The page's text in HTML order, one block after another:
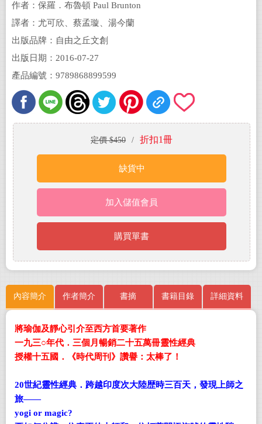
作者：保羅．布魯頓 Paul Brunton
譯者：尤可欣、蔡孟璇、湯今蘭
出版品牌：自由之丘文創
出版日期：2016-07-27
產品編號：9789868899599
定價 $450 / 折扣1冊
缺貨中
加入儲值會員
購買單書
內容簡介 作者簡介 書摘 書籍目錄 詳細資料
將瑜伽及靜心引介至西方首要著作
一九三○年代．三個月暢銷二十五萬冊靈性經典
授權十五國．
《時代周刊》讚譽：太棒了！
20世紀靈性經典 ．跨越印度次大陸歴時三百天，發現上師之
旅——
yogi or magic?